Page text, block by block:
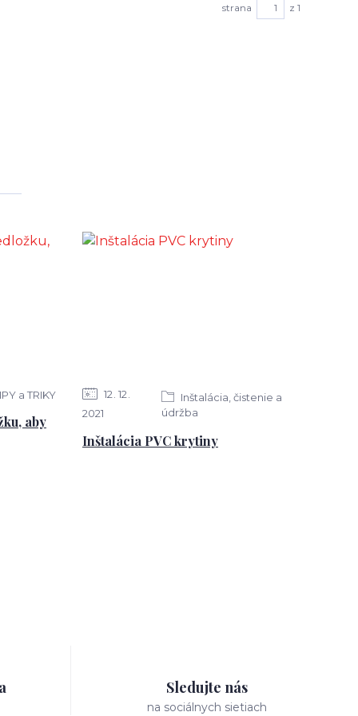
strana z 1
a TRIKY
aby
12 12
2021
Inštalácia, čistenie a
údržba
Inštalácia PVC krytiny
Sledujte nás
na sociálnych sietiach